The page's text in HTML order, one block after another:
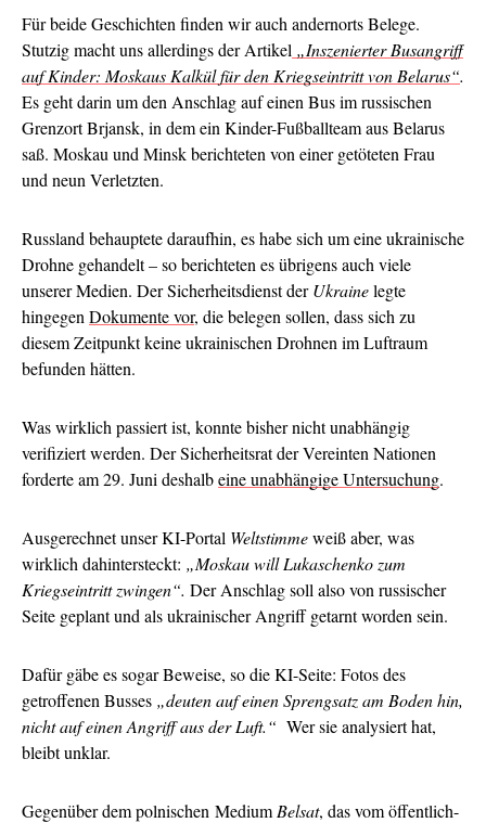
Für beide Geschichten finden wir auch andernorts Belege.
Stutzig macht uns allerdings der Artikel „Inszenierter Busangriff
auf Kinder: Moskaus Kalkül für den Kriegseintritt von Belarus“.
Es geht darin um den Anschlag auf einen Bus im russischen
Grenzort Brjansk, in dem ein Kinder-Fußballteam aus Belarus
saß. Moskau und Minsk berichteten von einer getöteten Frau
und neun Verletzten.
Russland behauptete daraufhin, es habe sich um eine ukrainische
Drohne gehandelt – so berichteten es übrigens auch viele
unserer Medien. Der Sicherheitsdienst derUkrainelegte
hingegen Dokumente vor, die belegen sollen, dass sich zu
diesem Zeitpunkt keine ukrainischen Drohnen im Luftraum
befunden hätten.
Was wirklich passiert ist, konnte bisher nicht unabhängig
verifiziert werden. Der Sicherheitsrat der Vereinten Nationen
forderte am 29. Juni deshalbeine unabhängige Untersuchung.
Ausgerechnet unser KI-Portal Weltstimmeweiß aber, was
wirklich dahintersteckt: „Moskau will Lukaschenko zum
Kriegseintritt zwingen“. Der Anschlag soll also von russischer
Seite geplant und als ukrainischer Angriff getarnt worden sein.
Dafür gäbe es sogar Beweise, so die KI-Seite: Fotos des
getroffenen Busses „deuten auf einen Sprengsatz am Boden hin,
nicht auf einen Angriff aus der Luft.“ Wer sie analysiert hat,
bleibt unklar.
Gegenüber dem polnischen Medium Belsat, das vom öffentlich-